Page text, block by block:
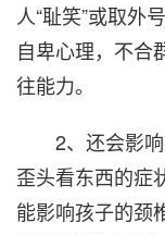
人“耻笑”或取外
自卑心理，不合
往能力。
2、还会影响
歪头看东西的症
能影响孩子的颈